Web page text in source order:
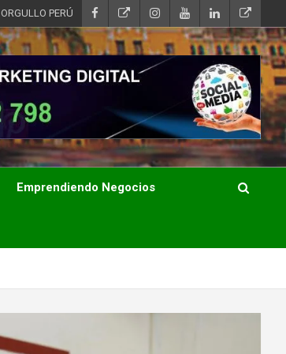
ORGULLO PERÚ
Emprendiendo Negocios